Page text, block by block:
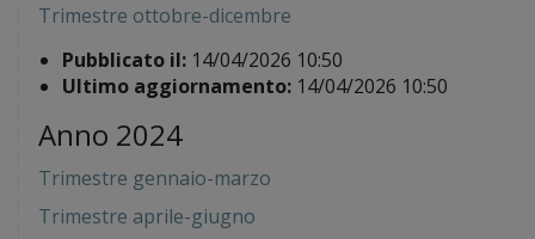
Trimestre ottobre-dicembre
Pubblicato il: 14/04/2026 10:50
Ultimo aggiornamento: 14/04/2026 10:50
Anno 2024
Trimestre gennaio-marzo
Trimestre aprile-giugno